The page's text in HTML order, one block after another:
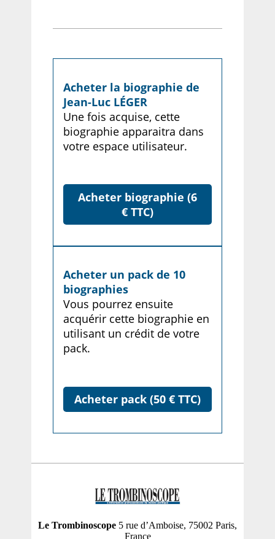
Acheter la biographie de
Jean-Luc LÉGER
Une fois acquise, cette
biographie apparaitra dans
votre espace utilisateur.
Acheter biographie (6
€ TTC)
Acheter un pack de 10
biographies
Vous pourrez ensuite
acquérir cette biographie en
utilisant un crédit de votre
pack.
Acheter pack (50 € TTC)
Le Trombinoscope 5 rue d’Amboise, 75002 Paris,
France